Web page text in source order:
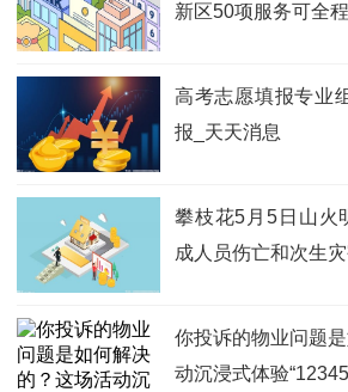
新区50项服务可全
高考志愿填报专业
报_天天消息
攀枝花5月5日山火
成人员伤亡和次生
你投诉的物业问题
动沉浸式体验